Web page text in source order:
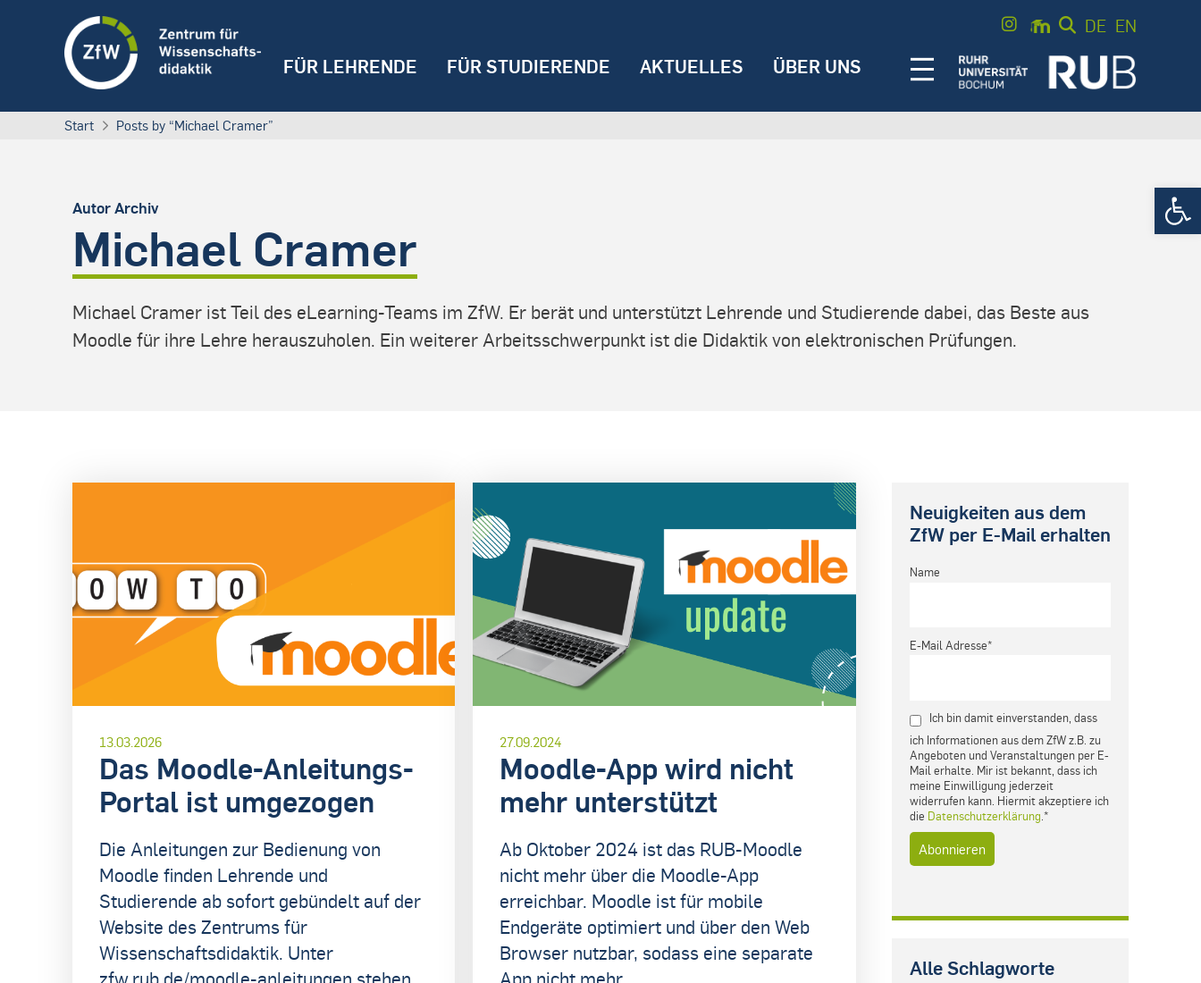
FÜR LEHRENDE FÜR STUDIERENDE AKTUELLES ÜBER UNS
DE EN
Start Posts by “Michael Cramer”
Autor Archiv
Michael Cramer
Michael Cramer ist Teil des eLearning-Teams im ZfW. Er berät und unterstützt Lehrende und Studierende dabei, das Beste aus
Moodle für ihre Lehre herauszuholen. Ein weiterer Arbeitsschwerpunkt ist die Didaktik von elektronischen Prüfungen.
13.03.2026
Das Moodle-Anleitungs-
Portal ist umgezogen
Die Anleitungen zur Bedienung von
Moodle finden Lehrende und
Studierende ab sofort gebündelt auf der
Website des Zentrums für
Wissenschaftsdidaktik. Unter
27.09.2024
Moodle-App wird nicht
mehr unterstützt
Ab Oktober 2024 ist das RUB-Moodle
nicht mehr über die Moodle-App
erreichbar. Moodle ist für mobile
Endgeräte optimiert und über den Web
Browser nutzbar, sodass eine separate
Neuigkeiten aus dem
ZfW per E-Mail erhalten
Name
E-Mail Adresse*
Ich bin damit einverstanden, dass
ich Informationen aus dem ZfW z.B. zu
Angeboten und Veranstaltungen per E-
Mail erhalte. Mir ist bekannt, dass ich
meine Einwilligung jederzeit
widerrufen kann. Hiermit akzeptiere ich
die Datenschutzerklärung .*
Alle Schlagworte